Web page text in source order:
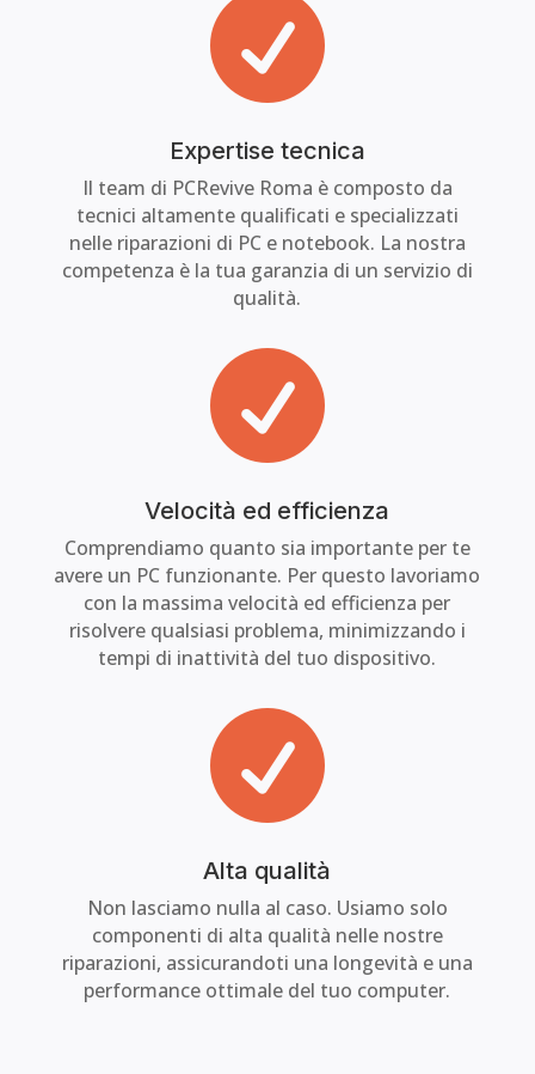

Expertise tecnica
Il team di PCRevive Roma è composto da
tecnici altamente qualificati e specializzati
nelle riparazioni di PC e notebook. La nostra
competenza è la tua garanzia di un servizio di
qualità.

Velocità ed efficienza
Comprendiamo quanto sia importante per te
avere un PC funzionante. Per questo lavoriamo
con la massima velocità ed efficienza per
risolvere qualsiasi problema, minimizzando i
tempi di inattività del tuo dispositivo.

Alta qualità
Non lasciamo nulla al caso. Usiamo solo
componenti di alta qualità nelle nostre
riparazioni, assicurandoti una longevità e una
performance ottimale del tuo computer.